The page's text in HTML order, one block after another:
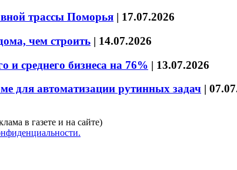
трассы Поморья | 17.07.2026
чем строить | 14.07.2026
среднего бизнеса на 76% | 13.07.2026
для автоматизации рутинных задач |
в газете и на сайте)